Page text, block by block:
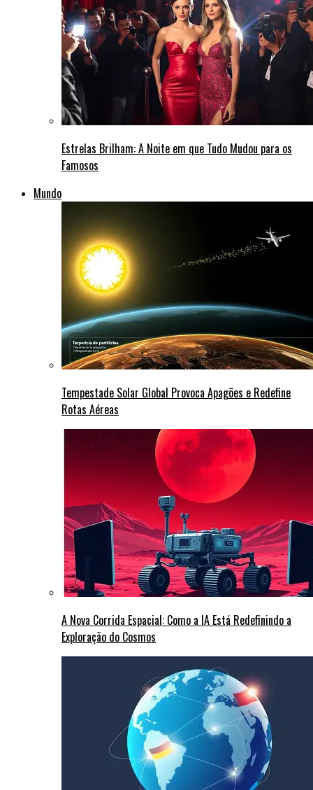
Estrelas Brilham: A Noite em que Tudo Mudou para os
Famosos
Mundo
Tempestade Solar Global Provoca Apagões e Redefine
Rotas Aéreas
A Nova Corrida Espacial: Como a IA Está Redefinindo a
Exploração do Cosmos